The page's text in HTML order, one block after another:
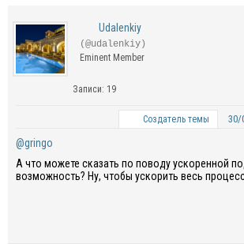
Udalenkiy
(@udalenkiy)
Eminent Member
Записи: 19
Создатель темы 30/
@gringo
А что можете сказать по поводу ускоренной
возможность? Ну, чтобы ускорить весь